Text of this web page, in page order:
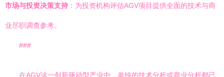
市场与投资决策支持 ：为投资机构评估AGV项目提供全面的技术与商
业尽职调查参考。
###
在AGV这一创新驱动型产业中，单纯的技术分析或商业分析都已